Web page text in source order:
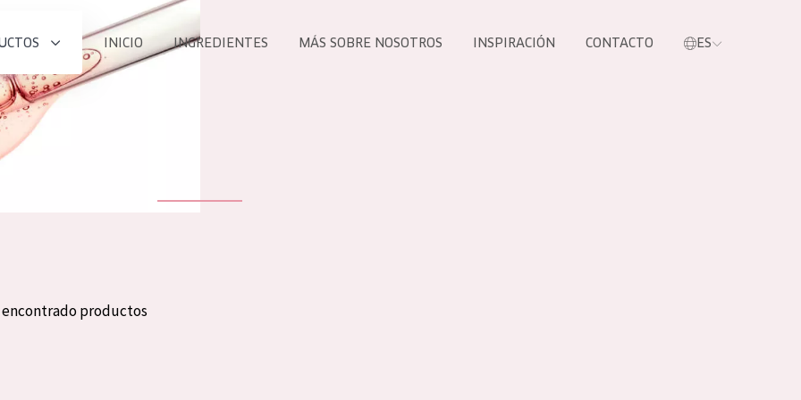
INICIO INGREDIENTES MÁS SOBRE NOSOTROS INSPIRACIÓN CONTACTO ES
encontrado productos